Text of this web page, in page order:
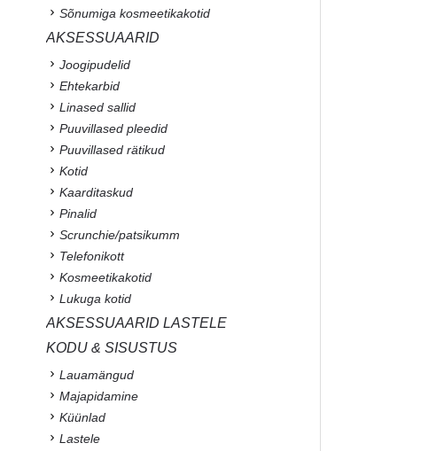
Sõnumiga kosmeetikakotid
AKSESSUAARID
Joogipudelid
Ehtekarbid
Linased sallid
Puuvillased pleedid
Puuvillased rätikud
Kotid
Kaarditaskud
Pinalid
Scrunchie/patsikumm
Telefonikott
Kosmeetikakotid
Lukuga kotid
AKSESSUAARID LASTELE
KODU & SISUSTUS
Lauamängud
Majapidamine
Küünlad
Lastele